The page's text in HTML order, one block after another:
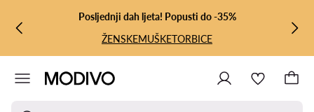
PRIJEĐI NA GLAVNI SADRŽAJ
PRIJEĐI NA PRETRAŽIVANJE
Posljednji dah ljeta! Popusti do -35%
ŽENSKEMUŠKETORBICE